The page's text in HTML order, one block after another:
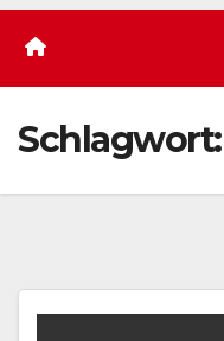
Schlagwort: